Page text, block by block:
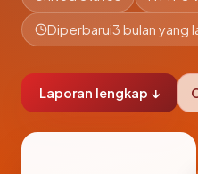
Diperbarui3 bulan yang
Laporan lengkap ↓